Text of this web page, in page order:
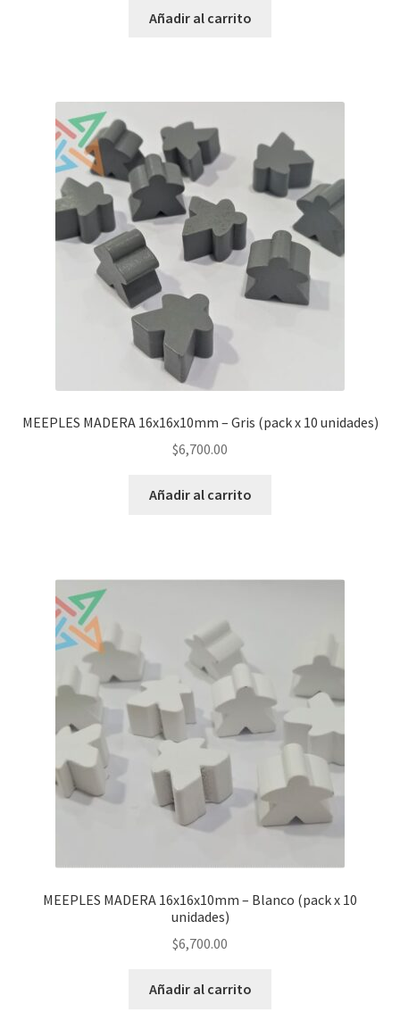
Añadir al carrito
MEEPLES MADERA 16x16x10mm – Gris (pack x 10 unidades)
$6,700.00
Añadir al carrito
MEEPLES MADERA 16x16x10mm – Blanco (pack x 10
unidades)
$6,700.00
Añadir al carrito